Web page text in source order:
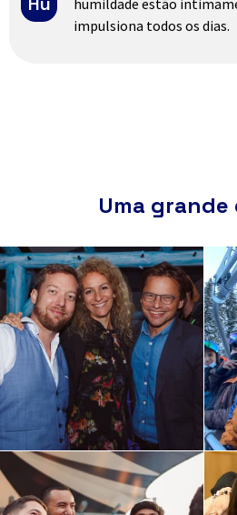
humildade estão
impulsiona todos os dias.
Uma grande